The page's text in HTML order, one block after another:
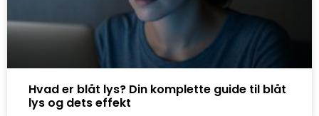
Hvad er blåt lys? Din komplette guide til blåt
lys og dets effekt